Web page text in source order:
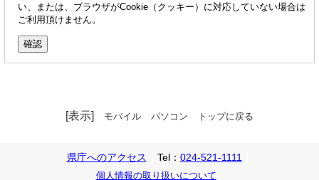
い、または、ブラウザがCookie（クッキー）に対応していない場合は
ご利用頂けません。
[表示] モバイル パソコン トップに戻る
県庁へのアクセス Tel： 024-521-1111
個人情報の取り扱いについて